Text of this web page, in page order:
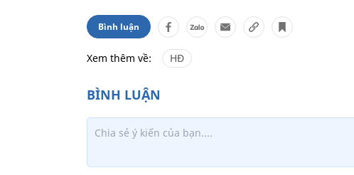
Bình luận
Xem thêm về: HĐ